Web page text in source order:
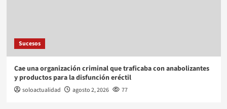
Sucesos
Cae una organización criminal que traficaba con anabolizantes
y productos para la disfunción eréctil
soloactualidad agosto 2, 2026 77